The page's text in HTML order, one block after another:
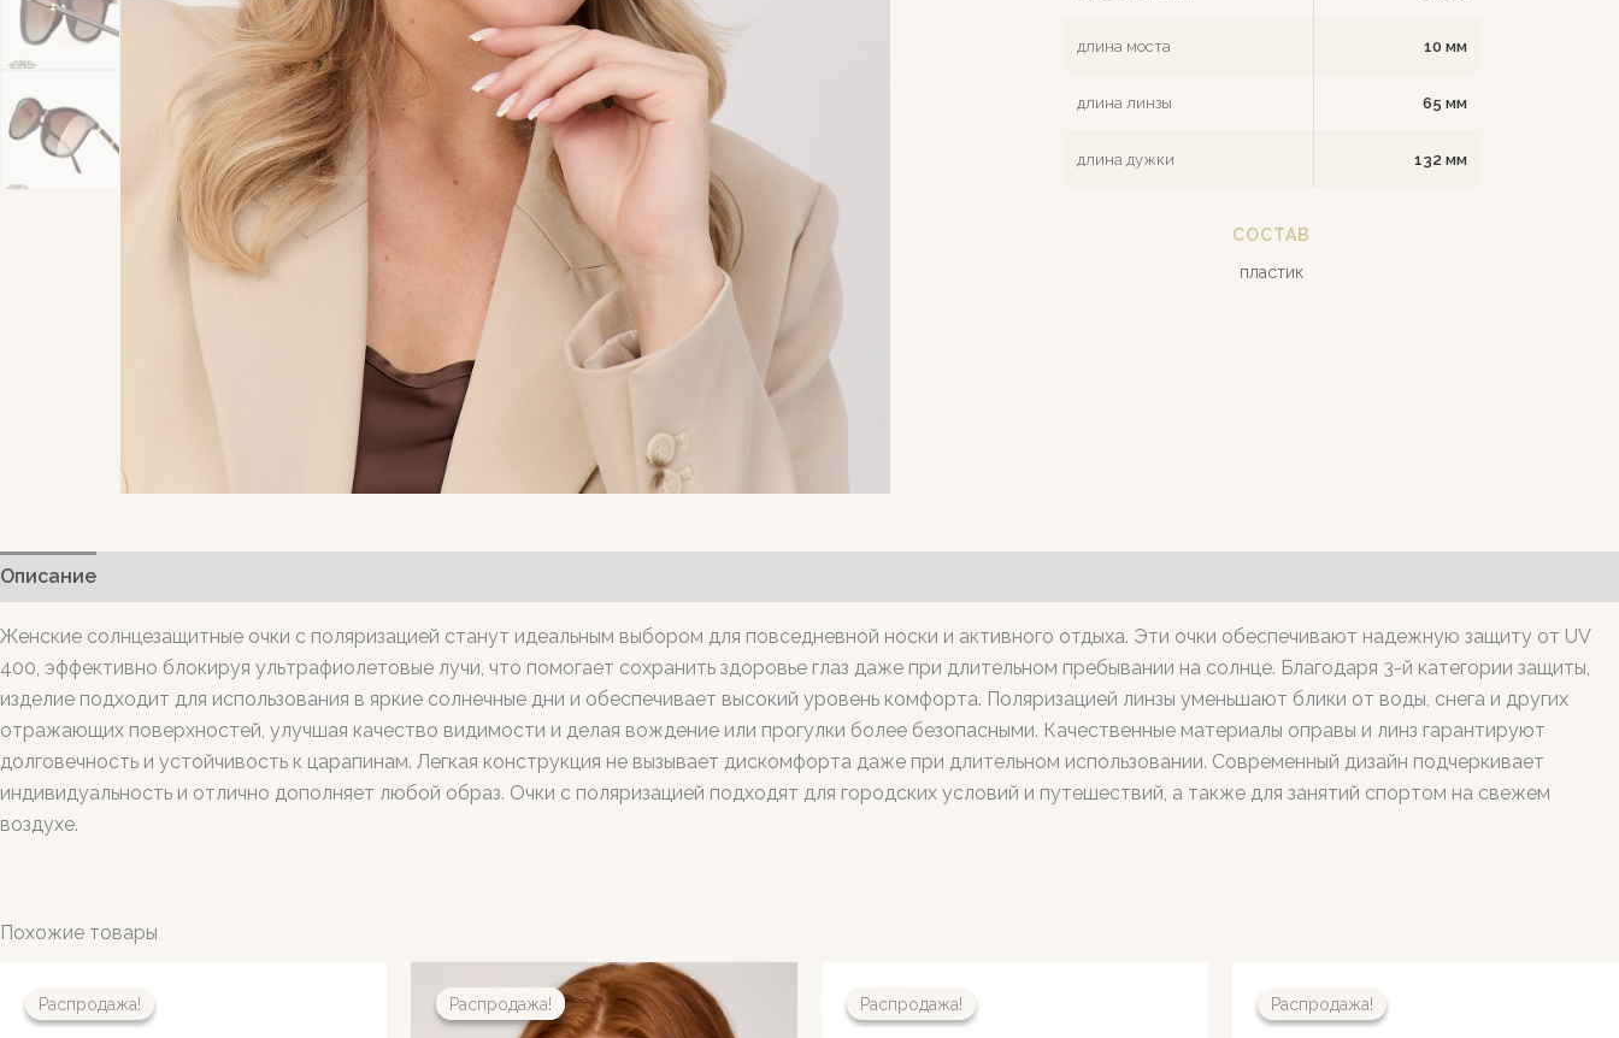
длина моста 10 мм
длина линзы 65 мм
длина дужки 132 мм
СОСТАВ
пластик
Описание
Женские солнцезащитные очки с поляризацией станут идеальным выбором для повседневной носки и активного отдыха. Эти очки обеспечивают надежную защиту от UV
400, эффективно блокируя ультрафиолетовые лучи, что помогает сохранить здоровье глаз даже при длительном пребывании на солнце. Благодаря 3-й категории защиты,
изделие подходит для использования в яркие солнечные дни и обеспечивает высокий уровень комфорта. Поляризацией линзы уменьшают блики от воды, снега и других
отражающих поверхностей, улучшая качество видимости и делая вождение или прогулки более безопасными. Качественные материалы оправы и линз гарантируют
долговечность и устойчивость к царапинам. Легкая конструкция не вызывает дискомфорта даже при длительном использовании. Современный дизайн подчеркивает
индивидуальность и отлично дополняет любой образ. Очки с поляризацией подходят для городских условий и путешествий, а также для занятий спортом на свежем
воздухе.
Похожие товары
Распродажа!
Распродажа! Распродажа!
Распродажа! Распродажа!
Распродажа! Распродажа!
Распродажа!